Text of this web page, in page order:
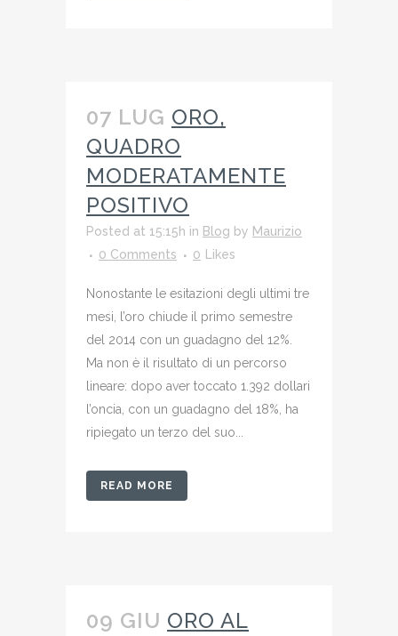
07 LUG ORO,
QUADRO
MODERATAMENTE
POSITIVO
Posted at 15:15h in Blog by Maurizio
0 Comments
0 Likes
Nonostante le esitazioni degli ultimi tre
mesi, l’oro chiude il primo semestre
del 2014 con un guadagno del 12%.
Ma non è il risultato di un percorso
lineare: dopo aver toccato 1.392 dollari
l’oncia, con un guadagno del 18%, ha
ripiegato un terzo del suo...
READ MORE
09 GIU ORO AL